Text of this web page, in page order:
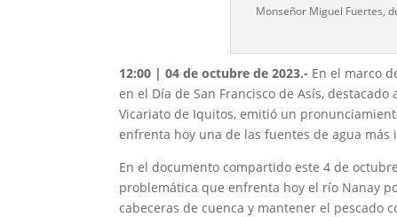
Monseñor Miguel Fuertes,
12:00 | 04 de octubre de 2023.- En el marco
en el Día de San Francisco de Asís,
Vicariato de Iquitos, emitió un
enfrenta hoy una de las fuentes de agua
En el documento compartido este 4 de
problemática que enfrenta hoy el río Nanay
cabeceras de cuenca y mantener el pescado